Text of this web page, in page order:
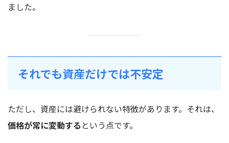
ました。
それでも資産だけでは不安定
ただし、資産には避けられない特徴があります。それは、
価格が常に変動する という点です。